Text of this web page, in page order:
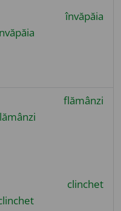
învăpăia
flămânzi
clinchet